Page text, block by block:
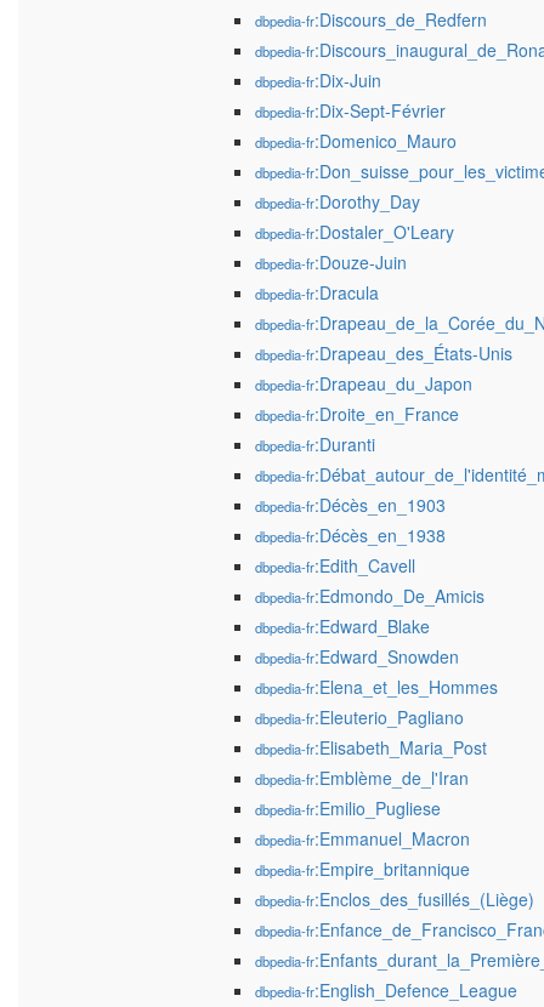
dbpedia-fr:Discours_de_Redfern
dbpedia-fr
dbpedia-fr:Dix-Juin
dbpedia-fr:Dix-Sept-Février
dbpedia-fr:Domenico_Mauro
dbpedia-fr
dbpedia-fr:Dorothy_Day
dbpedia-fr:Dostaler_O'Leary
dbpedia-fr:Douze-Juin
dbpedia-fr:Dracula
dbpedia-fr
dbpedia-fr:Drapeau_des_États-Unis
dbpedia-fr:Drapeau_du_Japon
dbpedia-fr:Droite_en_France
dbpedia-fr:Duranti
dbpedia-fr
dbpedia-fr:Décès_en_1903
dbpedia-fr:Décès_en_1938
dbpedia-fr:Edith_Cavell
dbpedia-fr:Edmondo_De_Amicis
dbpedia-fr:Edward_Blake
dbpedia-fr:Edward_Snowden
dbpedia-fr:Elena_et_les_Hommes
dbpedia-fr:Eleuterio_Pagliano
dbpedia-fr:Elisabeth_Maria_Post
dbpedia-fr:Emblème_de_l'Iran
dbpedia-fr:Emilio_Pugliese
dbpedia-fr:Emmanuel_Macron
dbpedia-fr:Empire_britannique
dbpedia-fr:Enclos_des_fusillés_(Liège)
dbpedia-fr
dbpedia-fr
dbpedia-fr:English_Defence_League